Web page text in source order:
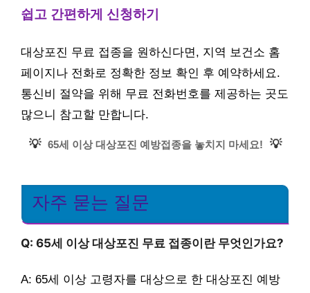
쉽고 간편하게 신청하기
대상포진 무료 접종을 원하신다면, 지역 보건소 홈
페이지나 전화로 정확한 정보 확인 후 예약하세요.
통신비 절약을 위해 무료 전화번호를 제공하는 곳도
많으니 참고할 만합니다.
💡 65세 이상 대상포진 예방접종을 놓치지 마세요! 💡
자주 묻는 질문
Q: 65세 이상 대상포진 무료 접종이란 무엇인가요?
A: 65세 이상 고령자를 대상으로 한 대상포진 예방